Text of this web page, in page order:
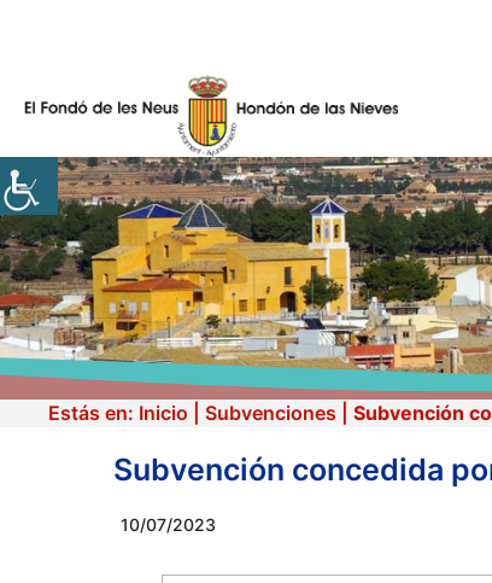
Estás en: Inicio Subvenciones Subvención
Subvención concedida
10/07/2023